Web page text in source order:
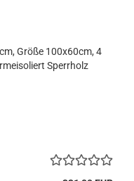
Größe 100x60cm, 4
Sperrholz